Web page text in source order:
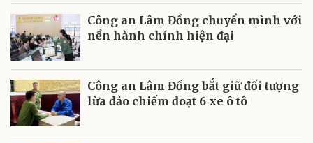
Công an Lâm Đồng chuyển mình với
nền hành chính hiện đại
Công an Lâm Đồng bắt giữ đối tượng
lừa đảo chiếm đoạt 6 xe ô tô